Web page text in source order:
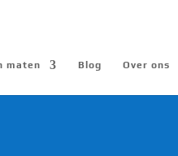
maten Blog Over ons